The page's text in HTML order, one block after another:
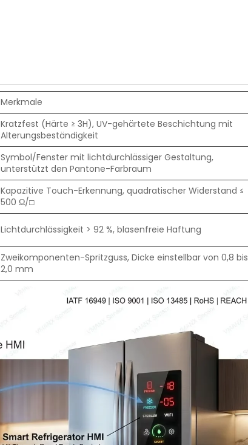
Merkmale
Kratzfest (Härte ≥ 3H), UV-gehärtete Beschichtung mit
Alterungsbeständigkeit
Symbol/Fenster mit lichtdurchlässiger Gestaltung,
unterstützt den Pantone-Farbraum
Kapazitive Touch-Erkennung, quadratischer Widerstand ≤
500 Ω/□
Lichtdurchlässigkeit > 92 %, blasenfreie Haftung
Zweikomponenten-Spritzguss, Dicke einstellbar von 0,8 bis
2,0 mm